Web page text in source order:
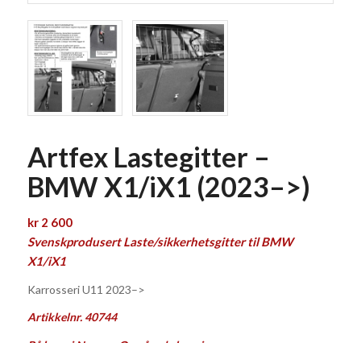
Artfex Lastegitter –
BMW X1/iX1 (2023–>)
kr2 600
Svenskprodusert Laste/sikkerhetsgitter til BMW
X1/iX1
Karrosseri U11 2023–>
Artikkelnr. 40744